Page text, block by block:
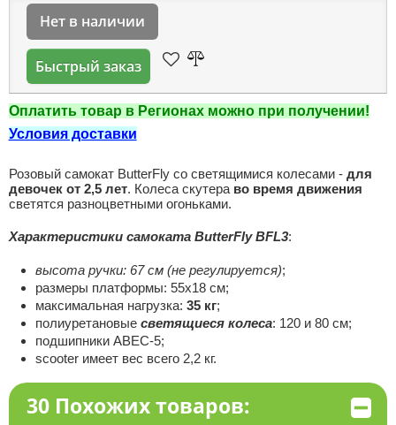
Нет в наличии
Быстрый заказ
Оплатить товар в Регионах можно при получении!
Условия доставки
Розовый самокат ButterFly со светящимися колесами - для
девочек от 2,5 лет. Колеса скутера во время движения
светятся разноцветными огоньками.
Характеристики самоката ButterFly BFL3:
высота ручки: 67 см (не регулируется);
размеры платформы: 55х18 см;
максимальная нагрузка: 35 кг;
полиуретановые светящиеся колеса: 120 и 80 см;
подшипники ABEC-5;
scooter имеет вес всего 2,2 кг.
30 Похожих товаров: